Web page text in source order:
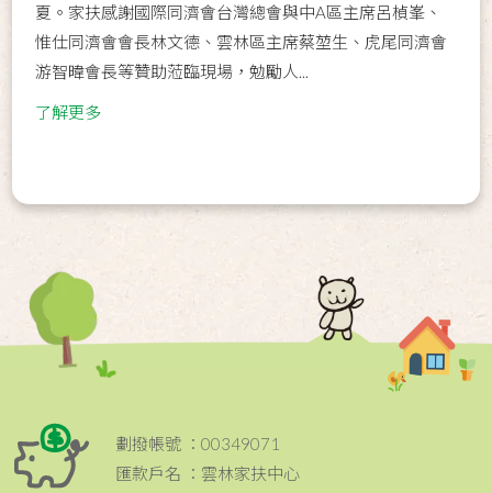
夏。家扶感謝國際同濟會台灣總會與中A區主席呂楨峯、
惟仕同濟會會長林文德、雲林區主席蔡堃生、虎尾同濟會
游智暐會長等贊助蒞臨現場，勉勵人...
了解更多
劃撥帳號 ：00349071
匯款戶名 ：雲林家扶中心